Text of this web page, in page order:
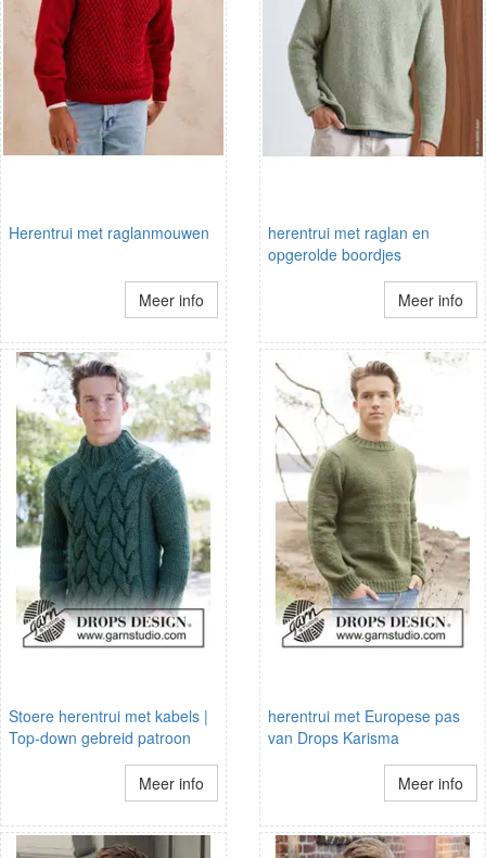
Herentrui met raglanmouwen
Meer info
herentrui met raglan en
opgerolde boordjes
Meer info
Stoere herentrui met kabels |
Top-down gebreid patroon
Meer info
herentrui met Europese pas
van Drops Karisma
Meer info